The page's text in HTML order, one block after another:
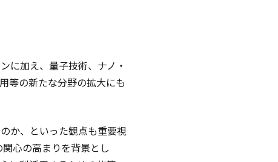
に加え、量子技術、ナノ・
等の新たな分野の拡大にも
か、といった観点も重要視
心の高まりを背景とし